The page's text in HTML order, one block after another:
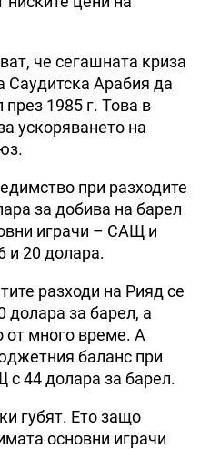
че сегашната криза
Саудитска Арабия да
1985 г. Това в
ускоряването на
при разходите
за добива на барел
играчи – САЩ и
и 20 долара.
разходи на Рияд се
долара за барел, а
от много време. А
баланс при
с 44 долара за барел.
губят. Ето защо
основни играчи